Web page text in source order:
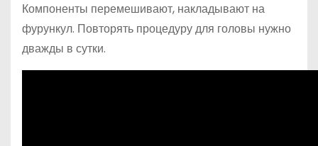
Компоненты перемешивают, накладывают на
фурункул. Повторять процедуру для головы нужно
дважды в сутки.